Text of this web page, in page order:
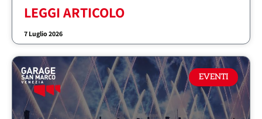
LEGGI ARTICOLO
7 Luglio 2026
EVENTI